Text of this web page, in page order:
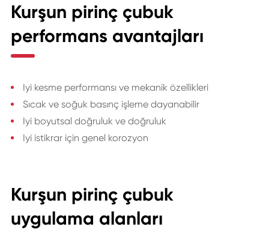
Kurşun pirinç çubuk
performans avantajları
Iyi kesme performansı ve mekanik özellikleri
Sıcak ve soğuk basınç işleme dayanabilir
Iyi boyutsal doğruluk ve doğruluk
Iyi istikrar için genel korozyon
Kurşun pirinç çubuk
uygulama alanları